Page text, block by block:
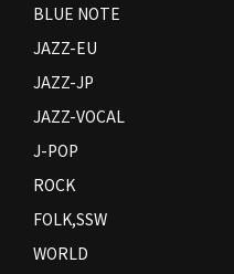
BLUE NOTE
JAZZ-EU
JAZZ-JP
JAZZ-VOCAL
J-POP
ROCK
FOLK,SSW
WORLD